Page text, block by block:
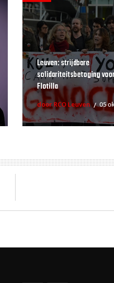
Leuven: strijdbare
solidariteitsbetoging
Flotilla
door RCO Leuven 05